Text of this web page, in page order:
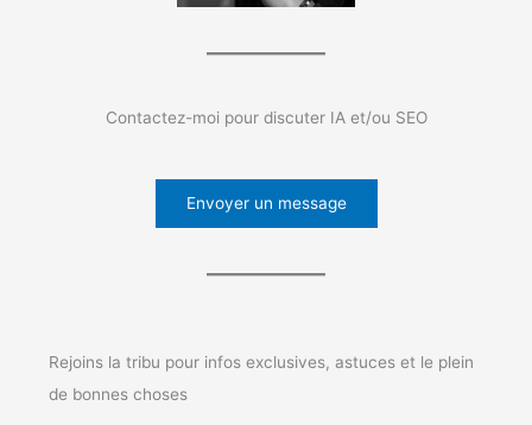
Contactez-moi pour discuter IA et/ou SEO
Envoyer un message
Rejoins la tribu pour infos exclusives, astuces et le plein
de bonnes choses